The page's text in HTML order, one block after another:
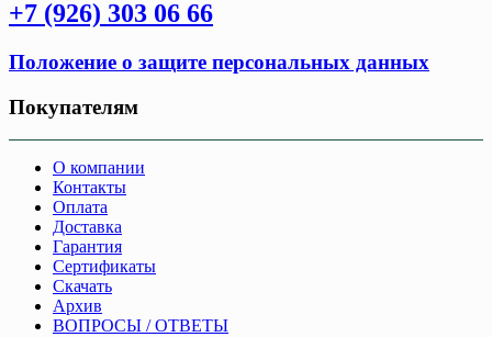
+7 (926) 303 06 66
Положение о защите персональных данных
Покупателям
О компании
Контакты
Оплата
Доставка
Гарантия
Сертификаты
Скачать
Архив
ВОПРОСЫ / ОТВЕТЫ